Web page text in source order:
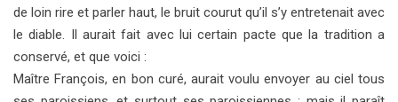
de loin rire et parler haut, le bruit courut qu’il s’y entretenait avec
le diable. Il aurait fait avec lui certain pacte que la tradition a
conservé, et que voici :
Maître François, en bon curé, aurait voulu envoyer au ciel tous